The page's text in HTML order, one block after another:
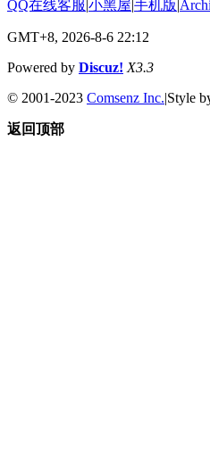
QQ在线客服|小黑屋|手机版|
GMT+8, 2026-8-6 22:12
Powered by Discuz! X3.3
© 2001-2023 Comsenz Inc.|Style
返回顶部